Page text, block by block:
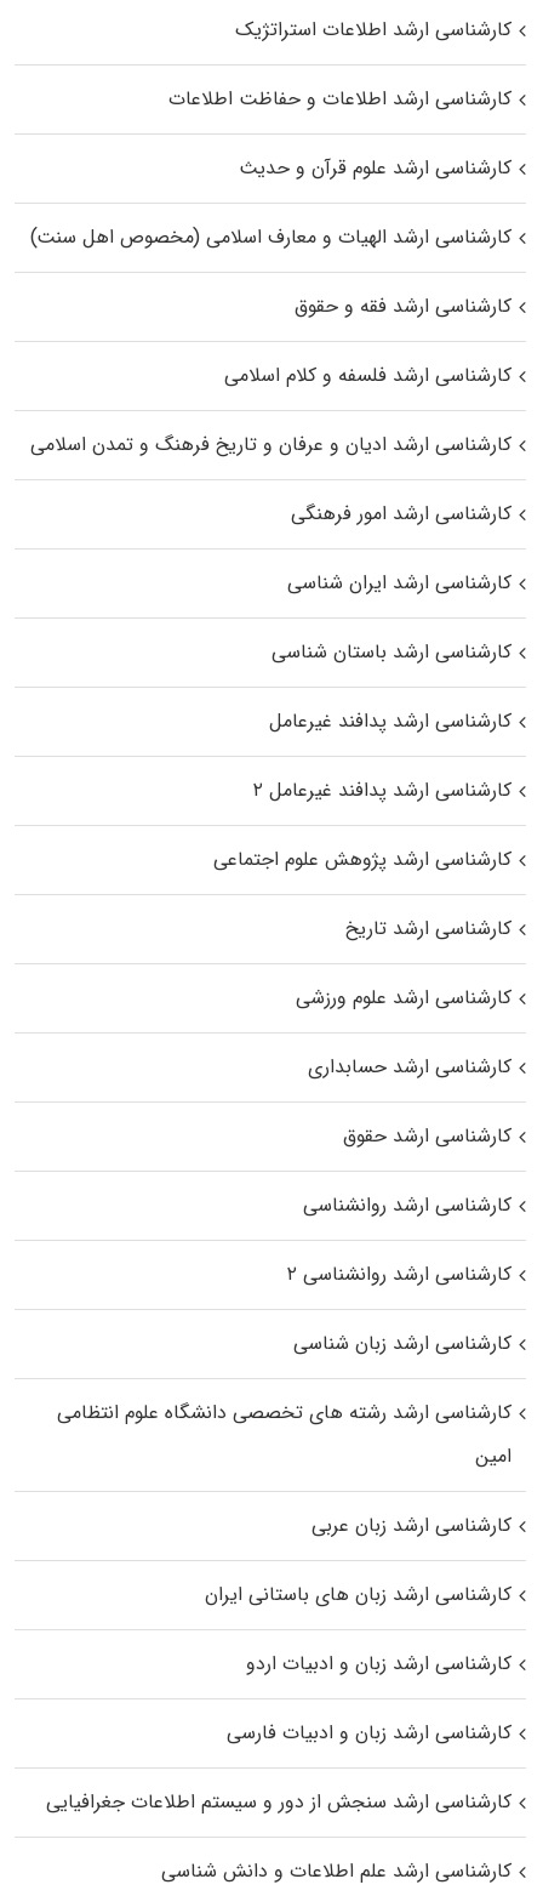
کارشناسی ارشد اطلاعات استراتژیک
کارشناسی ارشد اطلاعات و حفاظت اطلاعات
کارشناسی ارشد علوم قرآن و حدیث
کارشناسی ارشد الهیات و معارف اسلامی (مخصوص اهل سنت)
کارشناسی ارشد فقه و حقوق
کارشناسی ارشد فلسفه و کلام اسلامی
کارشناسی ارشد ادیان و عرفان و تاریخ فرهنگ و تمدن اسلامی
کارشناسی ارشد امور فرهنگی
کارشناسی ارشد ایران شناسی
کارشناسی ارشد باستان شناسی
کارشناسی ارشد پدافند غیرعامل
کارشناسی ارشد پدافند غیرعامل ۲
کارشناسی ارشد پژوهش علوم اجتماعی
کارشناسی ارشد تاریخ
کارشناسی ارشد علوم ورزشی
کارشناسی ارشد حسابداری
کارشناسی ارشد حقوق
کارشناسی ارشد روانشناسی
کارشناسی ارشد روانشناسی ۲
کارشناسی ارشد زبان شناسی
کارشناسی ارشد رﺷﺘﻪ ﻫﺎی تخصصی داﻧﺸﮕﺎه ﻋﻠﻮم انتظامی
اﻣﻴﻦ
کارشناسی ارشد زبان عربی
کارشناسی ارشد زبان‌ های باستانی ایران
کارشناسی ارشد زبان و ادبیات اردو
کارشناسی ارشد زبان و ادبیات فارسی
کارشناسی ارشد سنجش از دور و سیستم اطلاعات جغرافیایی
کارشناسی ارشد علم اطلاعات و دانش شناسی